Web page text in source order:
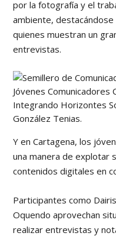
por la fotografía y el
ambiente, destacándose
quienes muestran un
entrevistas.
Jóvenes Comunicadores
Integrando Horizontes
González Tenias.
Y en Cartagena, los
una manera de explotar
contenidos digitales en
Participantes como
Oquendo aprovechan
realizar entrevistas y